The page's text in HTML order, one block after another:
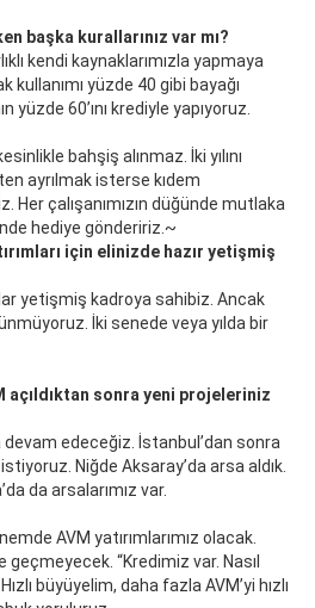
başka kurallarınız var mı?
kendi kaynaklarımızla yapmaya
kullanımı yüzde 40 gibi bayağı
yüzde 60’ını krediyle yapıyoruz.
bahşiş alınmaz. İki yılını
ayrılmak isterse kıdem
Her çalışanımızın düğünde mutlaka
hediye göndeririz.~
için elinizde hazır yetişmiş
yetişmiş kadroya sahibiz. Ancak
İki senede veya yılda bir
açıldıktan sonra yeni projeleriniz
devam edeceğiz. İstanbul’dan sonra
Niğde Aksaray’da arsa aldık.
da arsalarımız var.
AVM yatırımlarımız olacak.
geçmeyecek. “Kredimiz var. Nasıl
büyüyelim, daha fazla AVM’yi hızlı